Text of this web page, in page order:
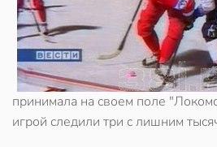
принимала на своем поле
игрой следили три с лишним